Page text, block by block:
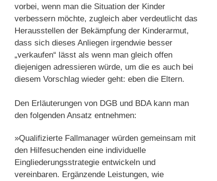
vorbei, wenn man die Situation der Kinder
verbessern möchte, zugleich aber verdeutlicht das
Herausstellen der Bekämpfung der Kinderarmut,
dass sich dieses Anliegen irgendwie besser
„verkaufen“ lässt als wenn man gleich offen
diejenigen adressieren würde, um die es auch bei
diesem Vorschlag wieder geht: eben die Eltern.
Den Erläuterungen von DGB und BDA kann man
den folgenden Ansatz entnehmen:
»Qualifizierte Fallmanager würden gemeinsam mit
den Hilfesuchenden eine individuelle
Eingliederungsstrategie entwickeln und
vereinbaren. Ergänzende Leistungen, wie